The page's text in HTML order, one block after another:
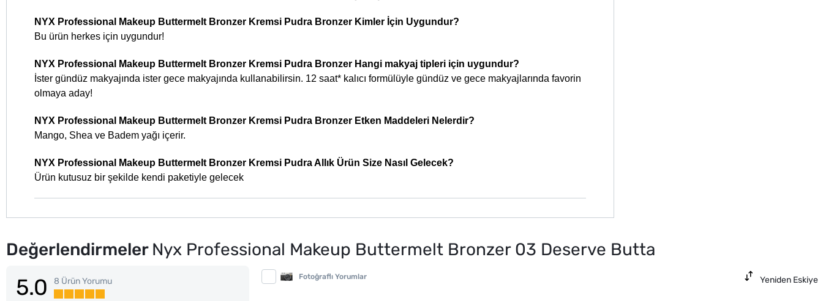
NYX Professional Makeup Buttermelt Bronzer Kremsi Pudra Bronzer Kimler İçin Uygundur?
Bu ürün herkes için uygundur!
NYX Professional Makeup Buttermelt Bronzer Kremsi Pudra Bronzer Hangi makyaj tipleri için uygundur?
İster gündüz makyajında ister gece makyajında kullanabilirsin. 12 saat* kalıcı formülüyle gündüz ve gece makyajlarında favorin
olmaya aday!
NYX Professional Makeup Buttermelt Bronzer Kremsi Pudra Bronzer Etken Maddeleri Nelerdir?
Mango, Shea ve Badem yağı içerir.
NYX Professional Makeup Buttermelt Bronzer Kremsi Pudra Allık Ürün Size Nasıl Gelecek?
Ürün kutusuz bir şekilde kendi paketiyle gelecek
Değerlendirmeler Nyx Professional Makeup Buttermelt Bronzer 03 Deserve Butta
5.0 8 Ürün Yorumu Fotoğraflı Yorumlar Yeniden Eskiye